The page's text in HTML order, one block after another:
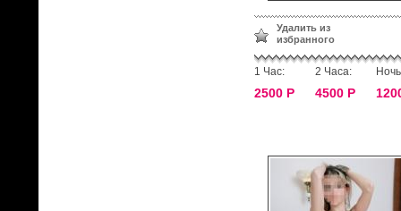
Удалить из
избранного
1 Час:
2500 Р
2 Часа:
4500 Р